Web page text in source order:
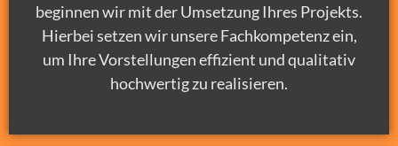
beginnen wir mit der Umsetzung Ihres Projekts.
Hierbei setzen wir unsere Fachkompetenz ein,
um Ihre Vorstellungen effizient und qualitativ
hochwertig zu realisieren.